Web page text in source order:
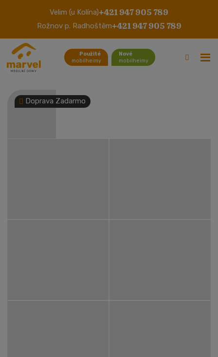
Velim (u Kolína)+421 947 905 789
Rožnov p. Radhoštěm+421 947 905 789
Použité
mobilheimy
Nové
mobilheimy
Atlas Florida
Doprava Zadarmo